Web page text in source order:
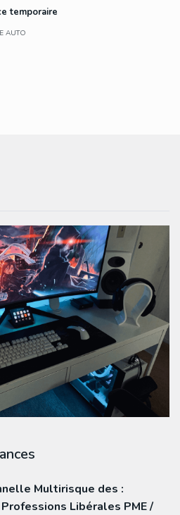
temporaire
AUTO
Multirisque des :
Libérales PME /